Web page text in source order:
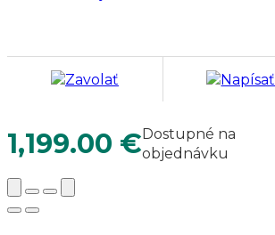
Zavolať Napísať
1,199.00 €Dostupné na
objednávku